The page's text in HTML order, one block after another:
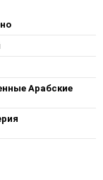
Арабские